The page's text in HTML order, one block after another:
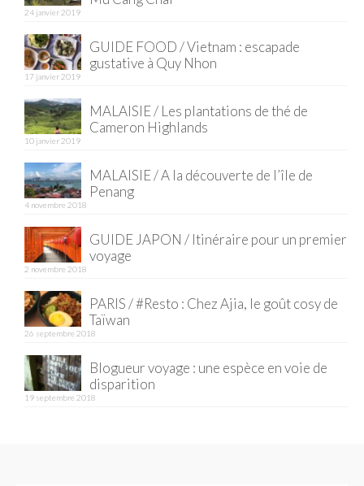
– Berlin
BOLIVIE
CHILI
CHINE
– Beijing
– Guilin
– Xi’an
CORÉE DU SUD
– Séoul
24 janvier 2019
GUIDE FOOD / Vietnam : escapade
gustative à Quy Nhon
17 janvier 2019
MALAISIE / Les plantations de thé de
Cameron Highlands
10 janvier 2019
MALAISIE / A la découverte de l’île de
Penang
4 novembre 2018
GUIDE JAPON / Itinéraire pour un premier
voyage
2 novembre 2018
PARIS / #Resto : Chez Ajia, le goût cosy de
Taïwan
26 septembre 2018
Blogueur voyage : une espèce en voie de
disparition
19 septembre 2018